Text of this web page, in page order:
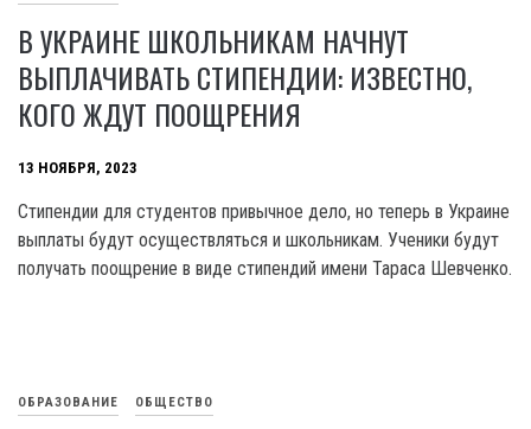
В УКРАИНЕ ШКОЛЬНИКАМ НАЧНУТ
ВЫПЛАЧИВАТЬ СТИПЕНДИИ: ИЗВЕСТНО,
КОГО ЖДУТ ПООЩРЕНИЯ
13 НОЯБРЯ, 2023
Стипендии для студентов привычное дело, но теперь в Украине
выплаты будут осуществляться и школьникам. Ученики будут
получать поощрение в виде стипендий имени Tapaca Шевченко.
ОБРАЗОВАНИЕ ОБЩЕСТВО